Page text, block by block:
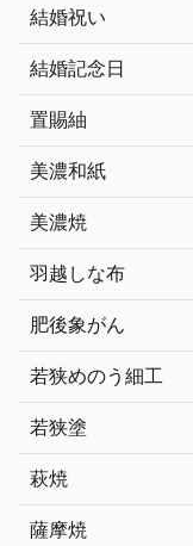
結婚祝い
結婚記念日
置賜紬
美濃和紙
美濃焼
羽越しな布
肥後象がん
若狭めのう細工
若狭塗
萩焼
薩摩焼